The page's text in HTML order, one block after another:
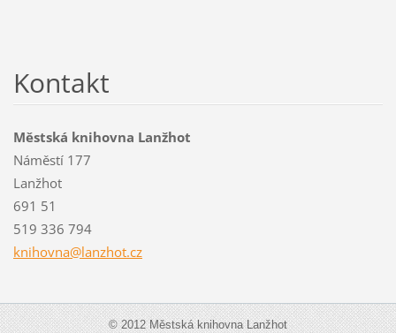
Kontakt
Městská knihovna Lanžhot
Náměstí 177
Lanžhot
691 51
519 336 794
knihovna@lanzhot.cz
© 2012 Městská knihovna Lanžhot